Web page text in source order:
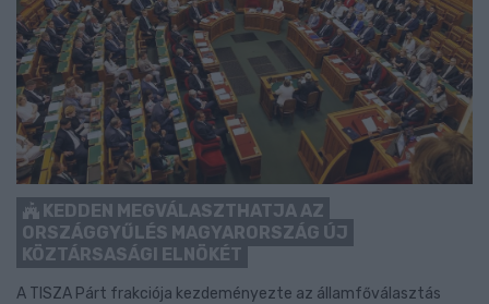
KEDDEN MEGVÁLASZTHATJA AZ
ORSZÁGGYŰLÉS MAGYARORSZÁG ÚJ
KÖZTÁRSASÁGI ELNÖKÉT
A TISZA Párt frakciója kezdeményezte az államfőválasztás